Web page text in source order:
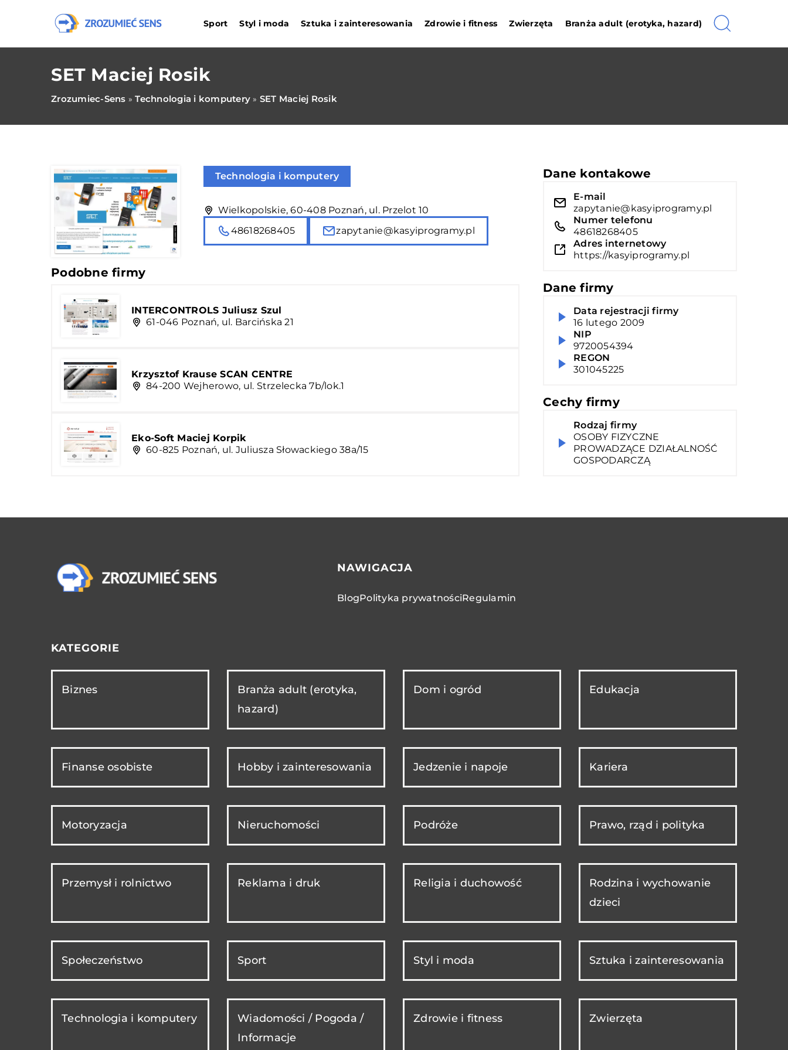
Sport Styl i moda Sztuka i zainteresowania Zdrowie i fitness Zwierzęta Branża adult (erotyka, hazard)
SET Maciej Rosik
Zrozumiec-Sens »Technologia i komputery » SET Maciej Rosik
Technologia i komputery
Wielkopolskie, 60-408 Poznań, ul. Przelot 10
48618268405
zapytanie@kasyiprogramy.pl
Podobne firmy
INTERCONTROLS Juliusz Szul
61-046 Poznań, ul. Barcińska 21
Krzysztof Krause SCAN CENTRE
84-200 Wejherowo, ul. Strzelecka 7b/lok.1
Eko-Soft Maciej Korpik
60-825 Poznań, ul. Juliusza Słowackiego 38a/15
Dane kontakowe
E-mail
zapytanie@kasyiprogramy.pl
Numer telefonu
48618268405
Adres internetowy
https://kasyiprogramy.pl
Dane firmy
Data rejestracji firmy
16 lutego 2009
NIP
9720054394
REGON
301045225
Cechy firmy
Rodzaj firmy
OSOBY FIZYCZNE
PROWADZĄCE DZIAŁALNOŚĆ
GOSPODARCZĄ
NAWIGACJA
BlogPolityka prywatnościRegulamin
KATEGORIE
Biznes
Branża adult (erotyka,
hazard)
Dom i ogród Edukacja
Finanse osobiste Hobby i zainteresowania Jedzenie i napoje Kariera
Motoryzacja Nieruchomości Podróże Prawo, rząd i polityka
Przemysł i rolnictwo Reklama i druk Religia i duchowość
Rodzina i wychowanie
dzieci
Społeczeństwo Sport Styl i moda Sztuka i zainteresowania
Technologia i komputery
Wiadomości / Pogoda /
Informacje
Zdrowie i fitness Zwierzęta